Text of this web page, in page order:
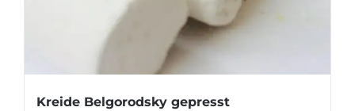
Kreide Belgorodsky gepresst